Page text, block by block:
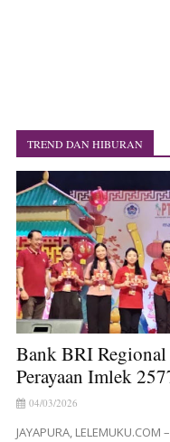
TREND DAN HIBURAN
Bank BRI
Perayaan Imlek
04/03/2026
JAYAPURA,